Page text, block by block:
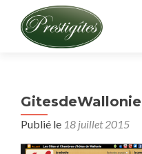
GitesdeWallonie
Publié le 18 juillet 2015